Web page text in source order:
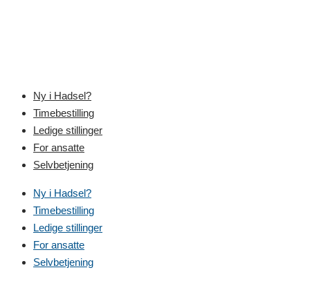
Ny i Hadsel?
Timebestilling
Ledige stillinger
For ansatte
Selvbetjening
Ny i Hadsel?
Timebestilling
Ledige stillinger
For ansatte
Selvbetjening